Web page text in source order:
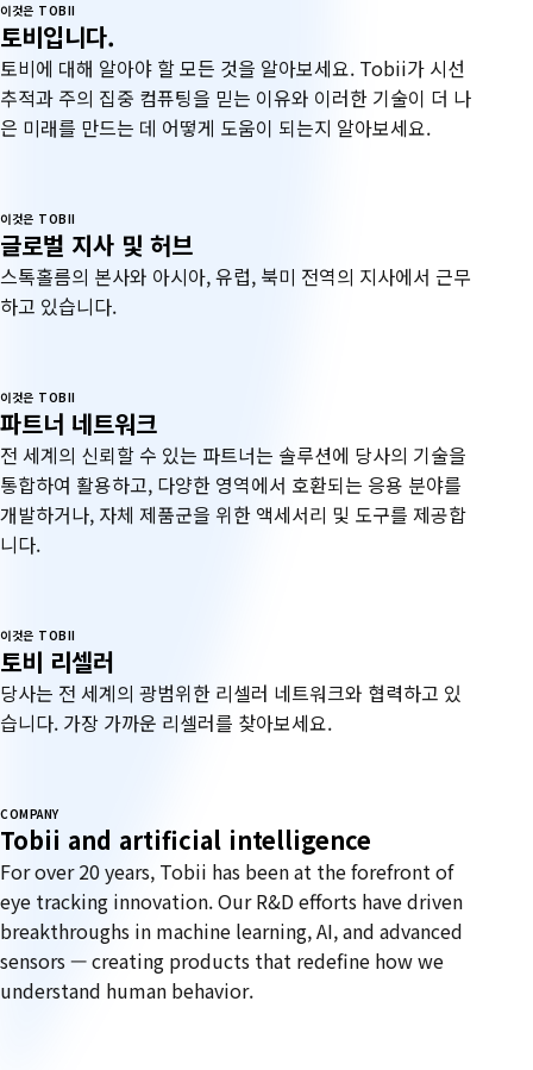
이것은 TOBII
토비입니다.
토비에 대해 알아야 할 모든 것을 알아보세요. Tobii가 시선
추적과 주의 집중 컴퓨팅을 믿는 이유와 이러한 기술이 더 나
은 미래를 만드는 데 어떻게 도움이 되는지 알아보세요.
이것은 TOBII
글로벌 지사 및 허브
스톡홀름의 본사와 아시아, 유럽, 북미 전역의 지사에서 근무
하고 있습니다.
이것은 TOBII
파트너 네트워크
전 세계의 신뢰할 수 있는 파트너는 솔루션에 당사의 기술을
통합하여 활용하고, 다양한 영역에서 호환되는 응용 분야를
개발하거나, 자체 제품군을 위한 액세서리 및 도구를 제공합
니다.
이것은 TOBII
토비 리셀러
당사는 전 세계의 광범위한 리셀러 네트워크와 협력하고 있
습니다. 가장 가까운 리셀러를 찾아보세요.
COMPANY
Tobii and artificial intelligence
For over 20 years, Tobii has been at the forefront of
eye tracking innovation. Our R&D efforts have driven
breakthroughs in machine learning, AI, and advanced
sensors — creating products that redefine how we
understand human behavior.